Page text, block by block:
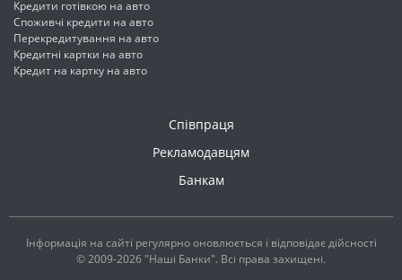
Кредити готівкою на авто
Споживчі кредити на авто
Перекредитування на авто
Кредитні картки на авто
Кредит на картку на авто
Співпраця
Рекламодавцям
Банкам
Інформація на сайті регулярно оновлюється і відповідає дійсності
© 2009-2026 "Наші Банки". Всі права захищені.